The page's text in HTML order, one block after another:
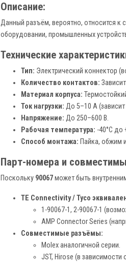
Описание:
Данный разъём, вероятно, относится к
оборудовании, промышленных
Технические
Тип: Электрический коннектор
Количество контактов:
Материал корпуса:
Ток нагрузки: До 5–10 А
Напряжение: До 250–600 В.
Рабочая температура: -40°C до
Способ монтажа: Пайка, обжим
Парт-номера и
Поскольку 90067может быть
TE Connectivity / Tyco
1-90067-1, 2-90067-1
AMP Connector Series
Совместимые разъёмы:
Molex аналогичной серии.
JST, Hirose (в зависимости